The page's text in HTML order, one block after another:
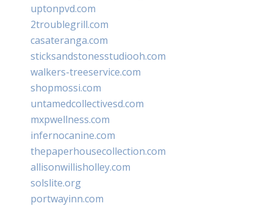
uptonpvd.com
2troublegrill.com
casateranga.com
sticksandstonesstudiooh.com
walkers-treeservice.com
shopmossi.com
untamedcollectivesd.com
mxpwellness.com
infernocanine.com
thepaperhousecollection.com
allisonwillisholley.com
solslite.org
portwayinn.com